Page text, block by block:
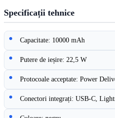
Specificații tehnice
Capacitate: 10000 mAh
Putere de ieșire: 22,5 W
Protocoale acceptate: Power
Conectori integrați: USB-C,